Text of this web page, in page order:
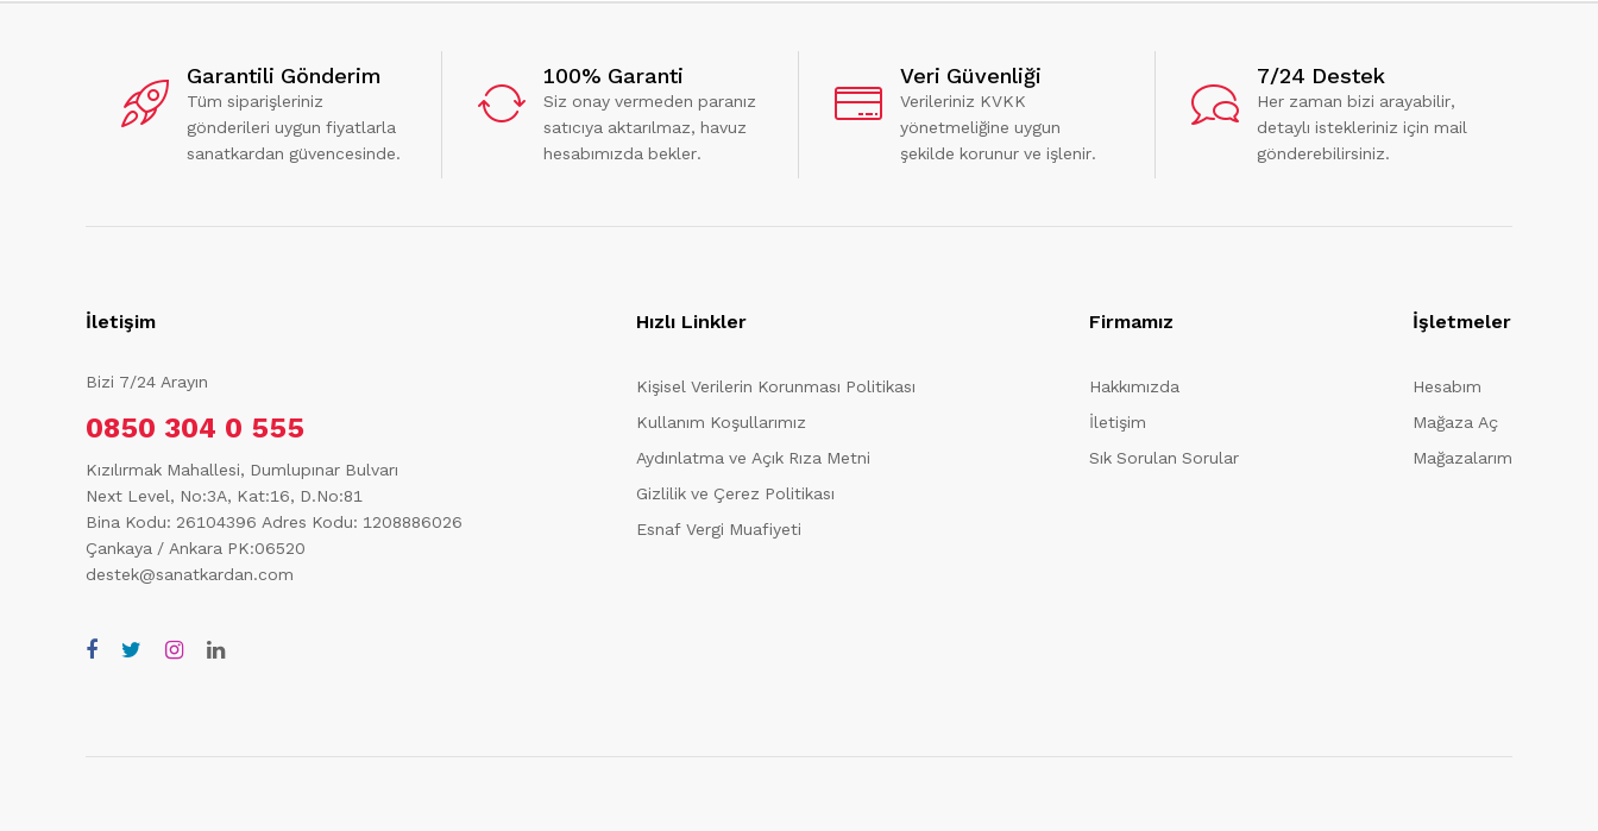
Garantili Gönderim
Tüm siparişleriniz
gönderileri uygun fiyatlarla
sanatkardan güvencesinde.
100% Garanti
Siz onay vermeden paranız
satıcıya aktarılmaz, havuz
hesabımızda bekler.
Veri Güvenliği
Verileriniz KVKK
yönetmeliğine uygun
şekilde korunur ve işlenir.
7/24 Destek
Her zaman bizi arayabilir,
detaylı istekleriniz için mail
gönderebilirsiniz.
İletişim
Bizi 7/24 Arayın
0850 304 0 555
Kızılırmak Mahallesi, Dumlupınar Bulvarı
Next Level, No:3A, Kat:16, D.No:81
Bina Kodu: 26104396 Adres Kodu: 1208886026
Çankaya / Ankara PK:06520
destek@sanatkardan.com
Hızlı Linkler
Kişisel Verilerin Korunması Politikası
Kullanım Koşullarımız
Aydınlatma ve Açık Rıza Metni
Gizlilik ve Çerez Politikası
Esnaf Vergi Muafiyeti
Firmamız
Hakkımızda
İletişim
Sık Sorulan Sorular
İşletmeler
Hesabım
Mağaza Aç
Mağazalarım